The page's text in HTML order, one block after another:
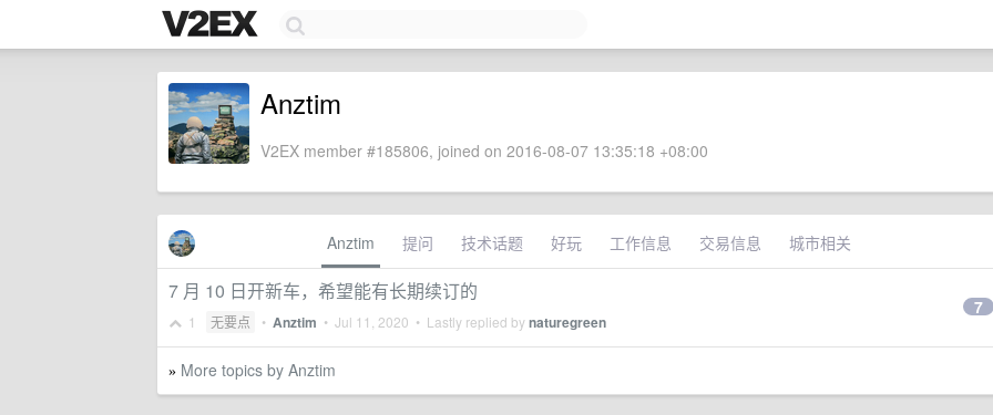
Anztim
V2EX member #185806, joined on 2016-08-07 13:35:18 +08:00
Anztim 提问 技术话题 好玩 工作信息 交易信息 城市相关
7 月 10 日开新车，希望能有长期续订的
1 无要点 • Anztim • Jul 11, 2020 • Lastly replied bynaturegreen
7
» More topics by Anztim